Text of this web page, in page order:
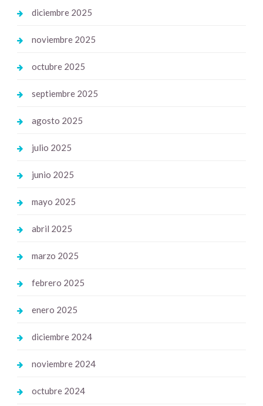
diciembre 2025
noviembre 2025
octubre 2025
septiembre 2025
agosto 2025
julio 2025
junio 2025
mayo 2025
abril 2025
marzo 2025
febrero 2025
enero 2025
diciembre 2024
noviembre 2024
octubre 2024